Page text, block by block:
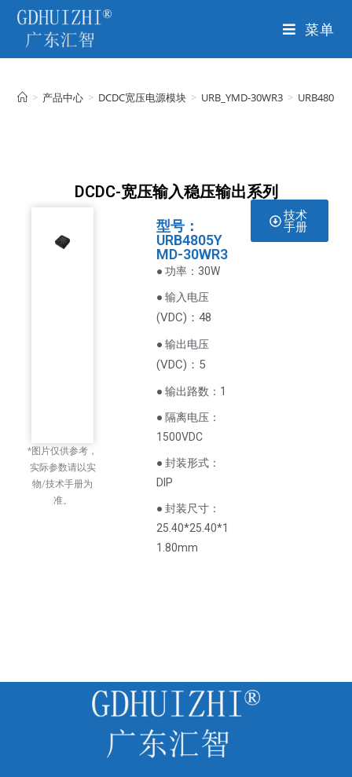
菜单
> 产品中心 > DCDC宽压电源模块 > URB_YMD-30WR3 >
DCDC-宽压输入稳压输出系列
*图片仅供参考，
实际参数请以实
物/技术手册为
准。
型号：
URB4805Y
MD-30WR3
● 功率：30W
● 输入电压
(VDC)：48
● 输出电压
(VDC) ：5
● 输出路数：1
● 隔离电压：
1500VDC
● 封装形式：
DIP
● 封装尺寸：
25.40*25.40*1
1.80mm
技术
手册